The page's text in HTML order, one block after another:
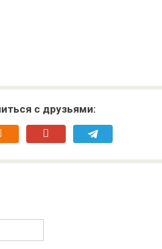
с друзьями: